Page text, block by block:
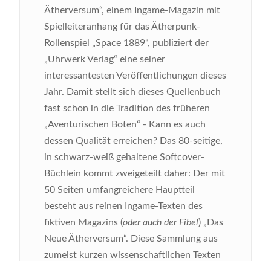
Ätherversum“, einem Ingame-Magazin mit
Spielleiteranhang für das Ätherpunk-
Rollenspiel „Space 1889“, publiziert der
„Uhrwerk Verlag“ eine seiner
interessantesten Veröffentlichungen dieses
Jahr. Damit stellt sich dieses Quellenbuch
fast schon in die Tradition des früheren
„Aventurischen Boten“ - Kann es auch
dessen Qualität erreichen? Das 80-seitige,
in schwarz-weiß gehaltene Softcover-
Büchlein kommt zweigeteilt daher: Der mit
50 Seiten umfangreichere Hauptteil
besteht aus reinen Ingame-Texten des
fiktiven Magazins (oder auch der Fibel) „Das
Neue Ätherversum“. Diese Sammlung aus
zumeist kurzen wissenschaftlichen Texten